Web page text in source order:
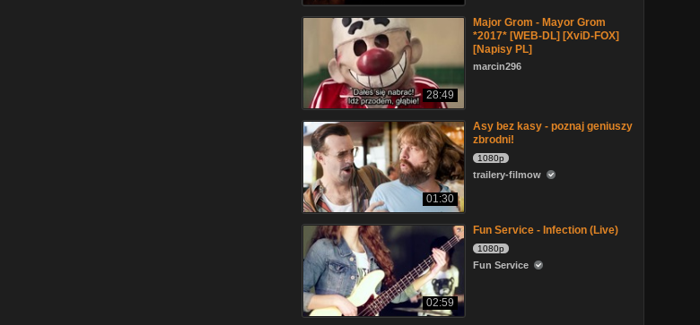
28:49
Major Grom - Mayor Grom
*2017* [WEB-DL] [XviD-FOX]
[Napisy PL]
marcin296
01:30
Asy bez kasy - poznaj geniuszy
zbrodni!
1080p
trailery-filmow
02:59
Fun Service - Infection (Live)
1080p
Fun Service